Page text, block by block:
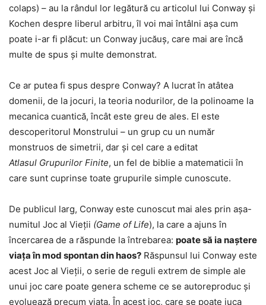
colaps) – au la rândul lor legătură cu articolul lui Conway și
Kochen despre liberul arbitru, îl voi mai întâlni așa cum
poate i-ar fi plăcut: un Conway jucăuș, care mai are încă
multe de spus și multe demonstrat.
Ce ar putea fi spus despre Conway? A lucrat în atâtea
domenii, de la jocuri, la teoria nodurilor, de la polinoame la
mecanica cuantică, încât este greu de ales. El este
descoperitorul Monstrului – un grup cu un număr
monstruos de simetrii, dar și cel care a editat
Atlasul Grupurilor Finite, un fel de biblie a matematicii în
care sunt cuprinse toate grupurile simple cunoscute.
De publicul larg, Conway este cunoscut mai ales prin așa-
numitul Joc al Vieții (Game of Life), la care a ajuns în
încercarea de a răspunde la întrebarea: poate să ia naștere
viața în mod spontan din haos? Răspunsul lui Conway este
acest Joc al Vieții, o serie de reguli extrem de simple ale
unui joc care poate genera scheme ce se autoreproduc și
evoluează precum viața. În acest joc, care se poate juca